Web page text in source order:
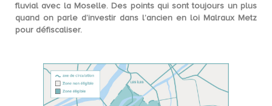
fluvial avec la Moselle. Des points qui sont toujours un plus
quand on parle d’investir dans l’ancien en loi Malraux Metz
pour défiscaliser.